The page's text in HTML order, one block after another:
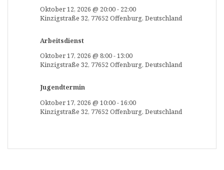
Oktober 12, 2026 @ 20:00- 22:00
Kinzigstraße 32, 77652 Offenburg, Deutschland
Arbeitsdienst
Oktober 17, 2026 @ 8:00-13:00
Kinzigstraße 32, 77652 Offenburg, Deutschland
Jugendtermin
Oktober 17, 2026 @ 10:00-16:00
Kinzigstraße 32, 77652 Offenburg, Deutschland